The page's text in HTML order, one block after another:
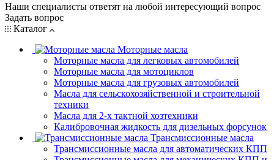
Наши специалисты ответят на любой интересующий вопрос
Задать вопрос
Каталог
Моторные масла
Моторные масла для легковых автомобилей
Моторные масла для мотоциклов
Моторные масла для грузовых автомобилей
Масла для сельскохозяйственной и строительной
техники
Масла для 2-х тактной хозтехники
Калибровочная жидкость для дизельных форсунок
Трансмиссионные масла
Трансмиссионные масла для автоматических КПП